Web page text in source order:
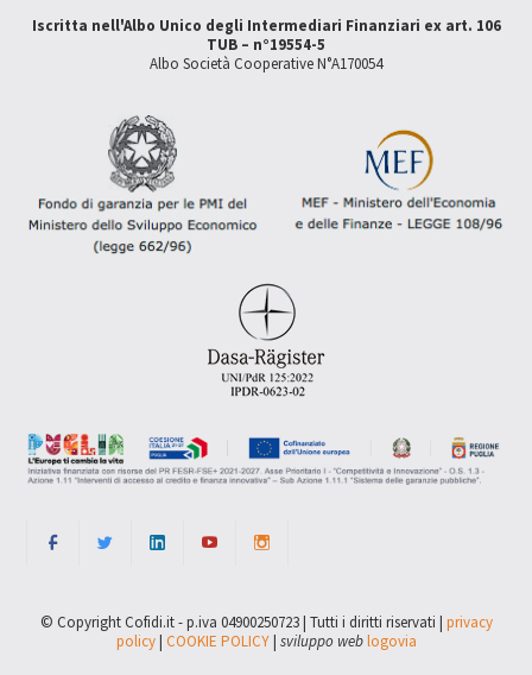
Iscritta nell'Albo Unico degli Intermediari Finanziari ex art. 106
TUB – n°19554-5
Albo Società Cooperative N°A170054
© Copyright Cofidi.it - p.iva 04900250723 | Tutti i diritti riservati | privacy
policy| COOKIE POLICY| sviluppo web logovia